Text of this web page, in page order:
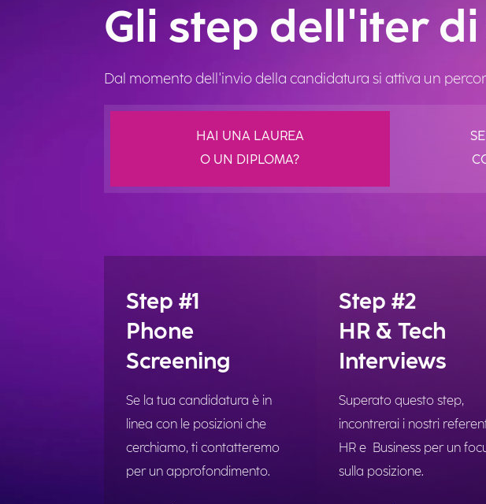
Gli step dell'iter
Dal momento dell'invio della candidatura si attiva un
HAI UNA LAUREA
O UN DIPLOMA?
Step #1
Phone
Screening
Se la tua candidatura è in
linea con le posizioni che
cerchiamo, ti contatteremo
per un approfondimento.
Step #2
HR & Tech
Interviews
Superato questo step,
incontrerai i nostri
HR e Business per un
sulla posizione.